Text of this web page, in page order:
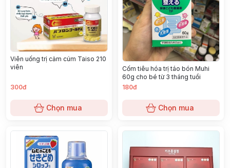
Viên uống trị cảm cúm Taiso 210
viên
300đ
Chọn mua
Cốm tiêu hóa trị táo bón Muhi
60g cho bé từ 3 tháng tuổi
180đ
Chọn mua